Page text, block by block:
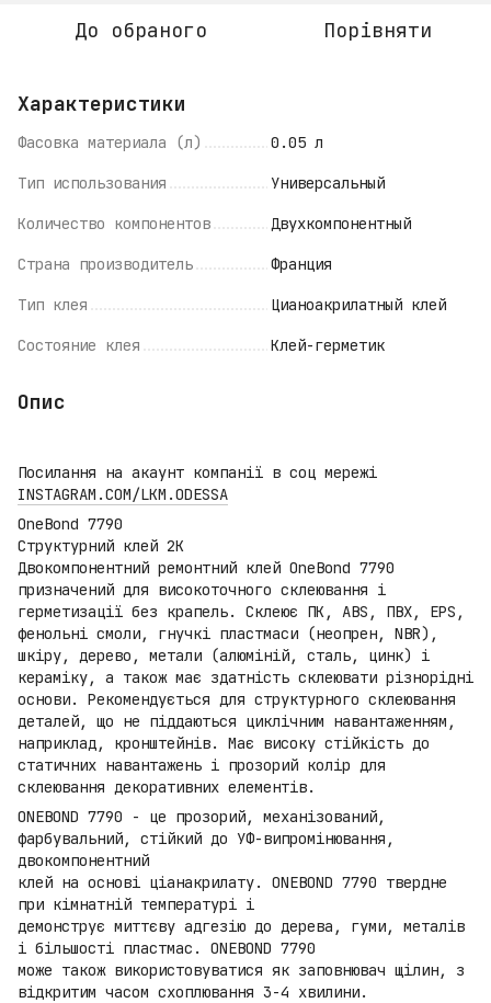
До обраного Порівняти
Характеристики
Фасовка материала (л) 0.05 л
Тип использования Универсальный
Количество компонентов Двухкомпонентный
Страна производитель Франция
Тип клея Цианоакрилатный клей
Состояние клея Клей-герметик
Опис
Посилання на акаунт компанії в соц мережі
INSTAGRAM.COM/LKM.ODESSA
OneBond 7790
Структурний клей 2K
Двокомпонентний ремонтний клей OneBond 7790
призначений для високоточного склеювання і
герметизації без крапель. Склеює ПК, ABS, ПВХ, EPS,
фенольні смоли, гнучкі пластмаси (неопрен, NBR),
шкіру, дерево, метали (алюміній, сталь, цинк) і
кераміку, а також має здатність склеювати різнорідні
основи. Рекомендується для структурного склеювання
деталей, що не піддаються циклічним навантаженням,
наприклад, кронштейнів. Має високу стійкість до
статичних навантажень і прозорий колір для
склеювання декоративних елементів.
ONEBOND 7790 - це прозорий, механізований,
фарбувальний, стійкий до УФ-випромінювання,
двокомпонентний
клей на основі ціанакрилату. ONEBOND 7790 твердне
при кімнатній температурі і
демонструє миттєву адгезію до дерева, гуми, металів
і більшості пластмас. ONEBOND 7790
може також використовуватися як заповнювач щілин, з
відкритим часом схоплювання 3-4 хвилини.